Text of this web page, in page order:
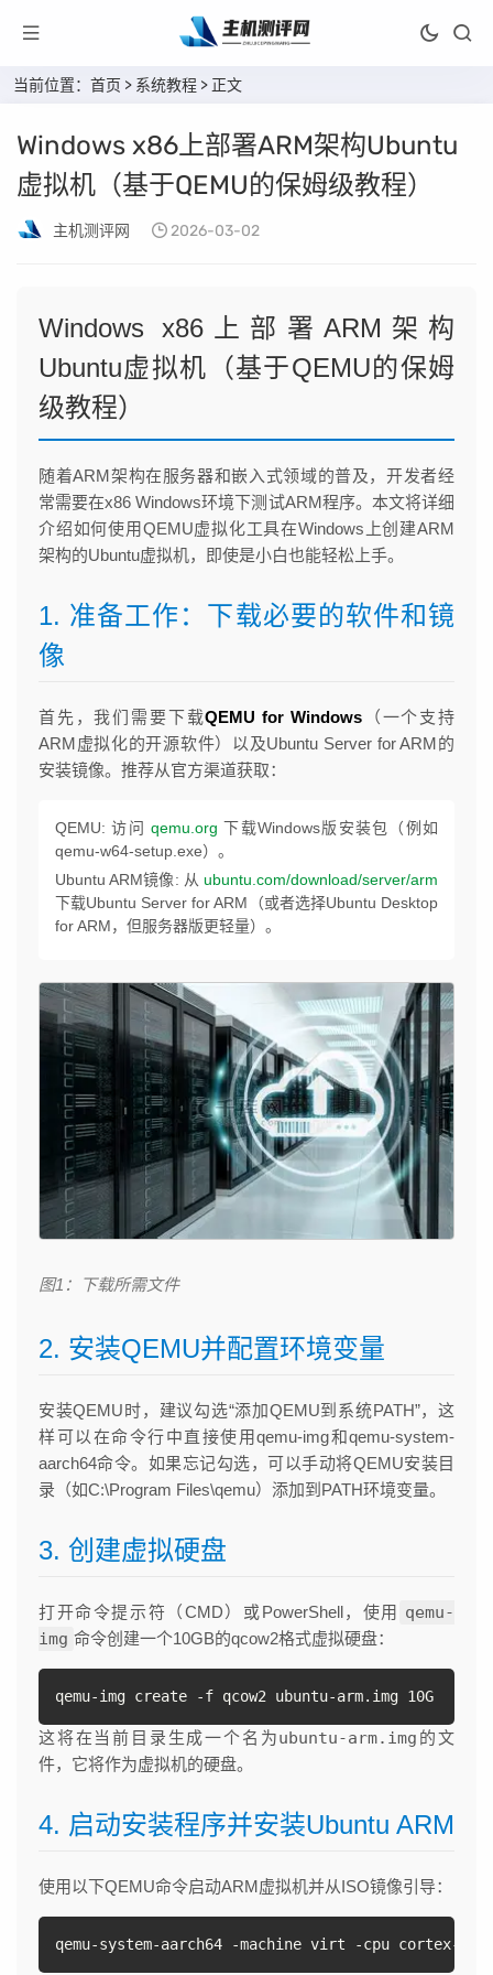
当前位置： 首页 > 系统教程 > 正文
Windows x86上部署ARM架构Ubuntu
虚拟机（基于QEMU的保姆级教程）
主机测评网 2026-03-02
Windows x86上部署ARM架构
Ubuntu虚拟机（基于QEMU的保姆
级教程）
随着ARM架构在服务器和嵌入式领域的普及，开发者经
常需要在x86 Windows环境下测试ARM程序。本文将详细
介绍如何使用QEMU虚拟化工具在Windows上创建ARM
架构的Ubuntu虚拟机，即使是小白也能轻松上手。
1. 准备工作：下载必要的软件和镜
像
首先，我们需要下载QEMU for Windows（一个支持
ARM虚拟化的开源软件）以及Ubuntu Server for ARM的
安装镜像。推荐从官方渠道获取：
QEMU: 访问qemu.org 下载Windows版安装包（例如
qemu-w64-setup.exe）。
Ubuntu ARM镜像: 从 ubuntu.com/download/server/arm
下载Ubuntu Server for ARM（或者选择Ubuntu Desktop
for ARM，但服务器版更轻量）。
图1：下载所需文件
2. 安装QEMU并配置环境变量
安装QEMU时，建议勾选“添加QEMU到系统PATH”，这
样可以在命令行中直接使用qemu-img和qemu-system-
aarch64命令。如果忘记勾选，可以手动将QEMU安装目
录（如C:\Program Files\qemu）添加到PATH环境变量。
3. 创建虚拟硬盘
打开命令提示符（CMD）或PowerShell，使用 qemu-
img 命令创建一个10GB的qcow2格式虚拟硬盘：
qemu-img create -f qcow2 ubuntu-arm.img 10G
这将在当前目录生成一个名为ubuntu-arm.img 的文
件，它将作为虚拟机的硬盘。
4. 启动安装程序并安装Ubuntu ARM
使用以下QEMU命令启动ARM虚拟机并从ISO镜像引导：
qemu-system-aarch64 -machine virt -cpu cortex-